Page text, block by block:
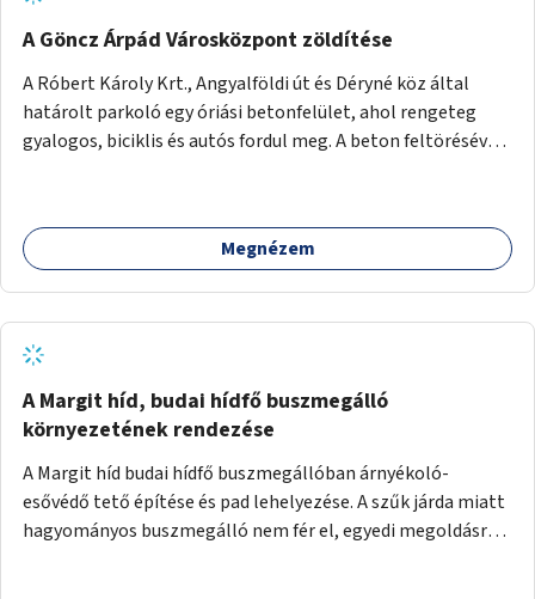
A Göncz Árpád Városközpont zöldítése
A Róbert Károly Krt., Angyalföldi út és Déryné köz által
határolt parkoló egy óriási betonfelület, ahol rengeteg
gyalogos, biciklis és autós fordul meg. A beton feltörésével,
menti járda és a parkoló közé kellene egy zöld sáv,
virágágyásokkal a meglévő fák alá, a lakóépület felőli két
Megnézem
A Margit híd, budai hídfő buszmegálló
környezetének rendezése
A Margit híd budai hídfő buszmegállóban árnyékoló-
esővédő tető építése és pad lehelyezése. A szűk járda miatt
hagyományos buszmegálló nem fér el, egyedi megoldásra